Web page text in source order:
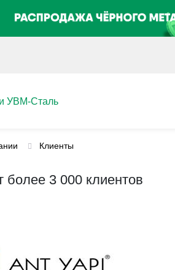
Клиенты
3 000 клиентов